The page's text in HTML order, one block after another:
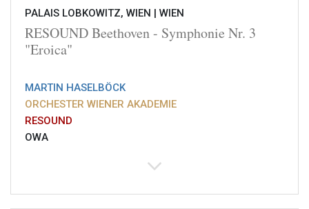
PALAIS LOBKOWITZ, WIEN | WIEN
RESOUND Beethoven - Symphonie Nr. 3
"Eroica"
MARTIN HASELBÖCK
ORCHESTER WIENER AKADEMIE
RESOUND
OWA